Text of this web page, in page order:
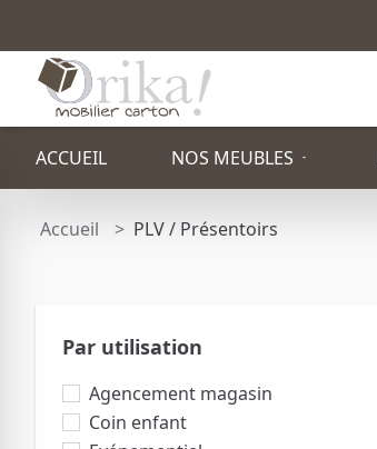
ACCUEIL NOS MEUBLES
PAR TYPE
TABOURET
FAUTEUIL
Accueil PLV / Présentoirs
Par utilisation
Agencement magasin
Coin enfant